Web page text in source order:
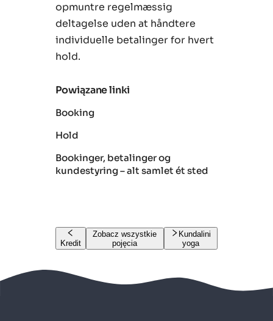
opmuntre regelmæssig
deltagelse uden at håndtere
individuelle betalinger for hvert
hold.
Powiązane linki
Booking
Hold
Bookinger, betalinger og
kundestyring – alt samlet ét sted
Kredit
Zobacz wszystkie
pojęcia
Kundalini
yoga